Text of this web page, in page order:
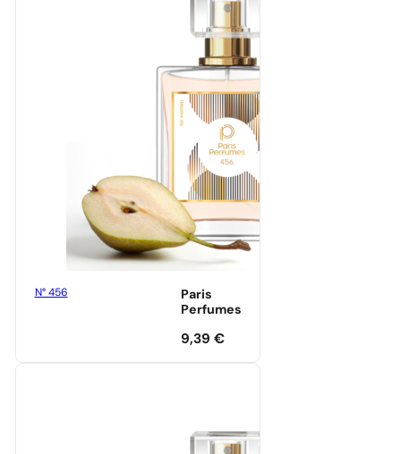
N° 456
Paris
Perfumes
9,39 €